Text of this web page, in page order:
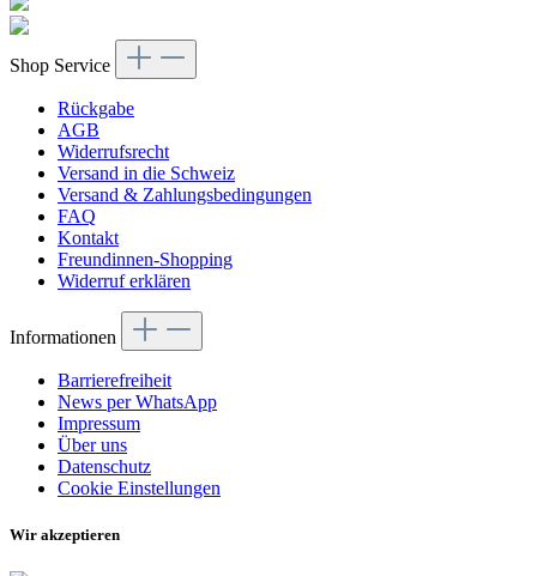
Shop Service
Rückgabe
AGB
Widerrufsrecht
Versand in die Schweiz
Versand & Zahlungsbedingungen
FAQ
Kontakt
Freundinnen-Shopping
Widerruf erklären
Informationen
Barrierefreiheit
News per WhatsApp
Impressum
Über uns
Datenschutz
Cookie Einstellungen
Wir akzeptieren